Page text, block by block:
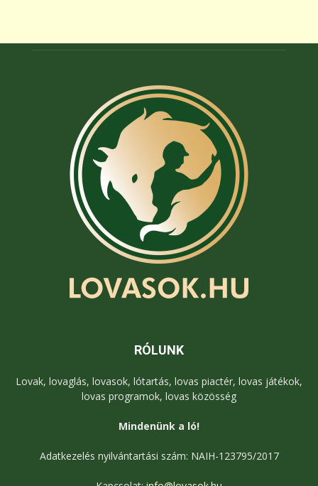
RÓLUNK
Lovak, lovaglás, lovasok, lótartás, lovas piactér, lovas játékok,
lovas programok, lovas közösség
Mindenünk a ló!
Adatkezelés nyilvántartási szám: NAIH-123795/2017